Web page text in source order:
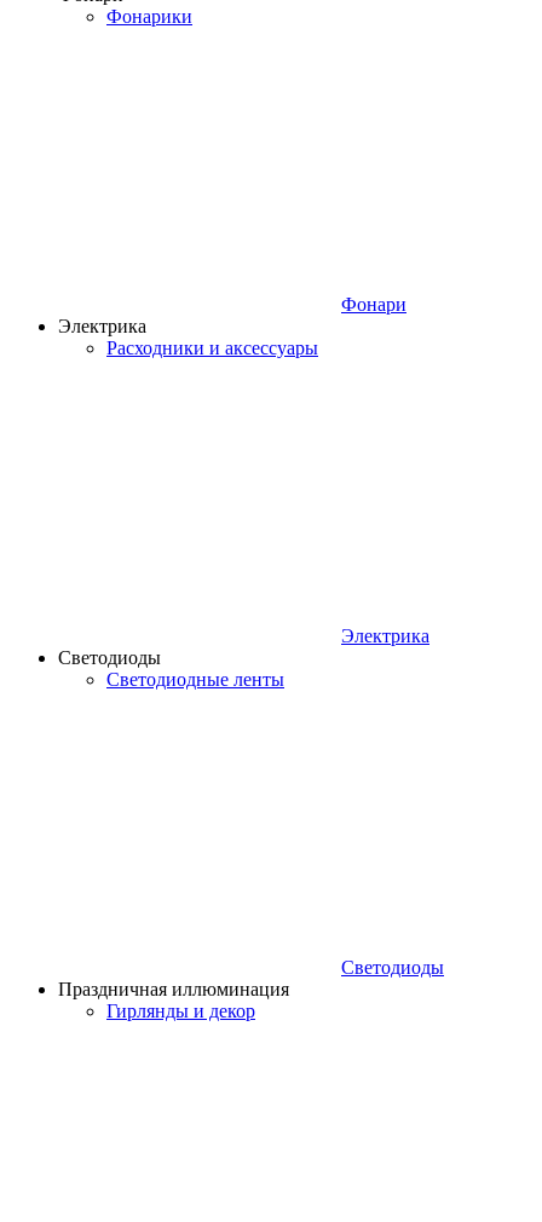
Фонарики
Фонари
Электрика
Расходники и аксессуары
Электрика
Светодиоды
Светодиодные ленты
Светодиоды
Праздничная иллюминация
Гирлянды и декор